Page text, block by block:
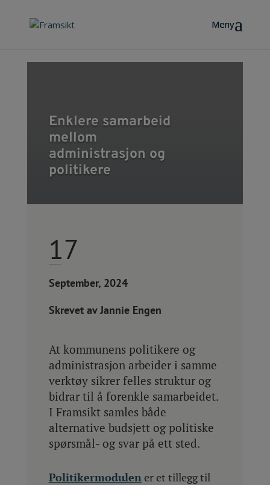
Enklere samarbeid
mellom
administrasjon og
politikere
17
September, 2024
Skrevet av Jannie Engen
At kommunens politikere og
administrasjon arbeider i samme
verktøy sikrer felles struktur og
bidrar til å forenkle samarbeidet.
I Framsikt samles både
alternative budsjett og politiske
spørsmål- og svar på ett sted.
Politikermodulener et tillegg til